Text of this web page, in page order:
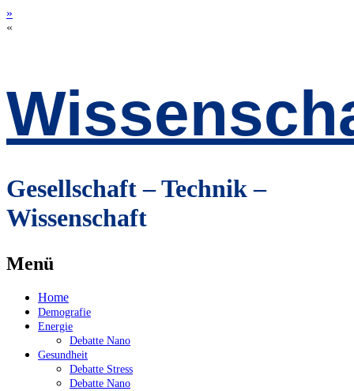
»
«
Gesellschaft – Technik –
Wissenschaft
Menü
Zum
Inhalt
springen
Home
Demografie
Energie
Debatte Nano
Gesundheit
Debatte Stress
Debatte Nano